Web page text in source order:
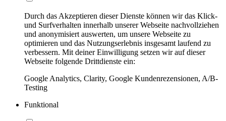
Durch das Akzeptieren dieser Dienste können wir das Klick-
und Surfverhalten innerhalb unserer Webseite nachvollziehen
und anonymisiert auswerten, um unsere Webseite zu
optimieren und das Nutzungserlebnis insgesamt laufend zu
verbessern. Mit deiner Einwilligung setzen wir auf dieser
Webseite folgende Drittdienste ein:
Google Analytics, Clarity, Google Kundenrezensionen, A/B-
Testing
Funktional